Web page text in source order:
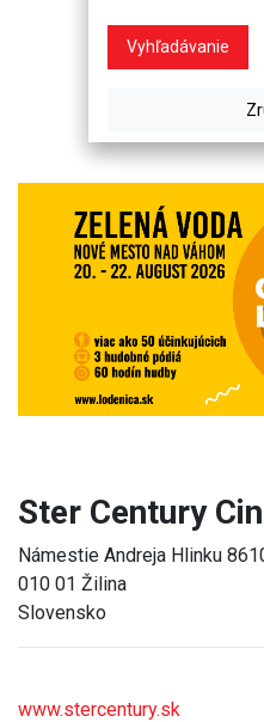
Ster Century
Námestie Andreja Hlinku
010 01 Žilina
Slovensko
www.stercentury.sk